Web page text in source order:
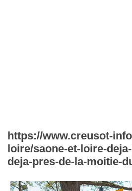
https://www.creusot-
loire/saone-et-loire-
deja-pres-de-la-moitie-